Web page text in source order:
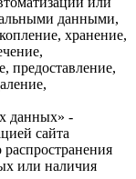
данными,
хранение,
предоставление,
данных» -
сайта
или наличия